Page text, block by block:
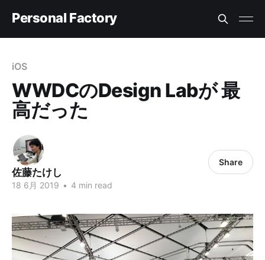
Personal Factory
iOS
WWDCのDesign Labが 最
高だった
佐藤たけし
18 6月 2019 • 4 min read
Share